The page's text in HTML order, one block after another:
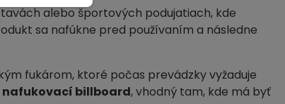
alebo športových podujatiach, kde
sa nafúkne pred používaním a následne
fukárom, ktoré počas prevádzky vyžaduje
billboard, vhodný tam, kde má byť